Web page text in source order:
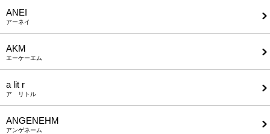
ANEI
アーネイ
AKM
エーケーエム
a lit r
ア リトル
ANGENEHM
アンゲネーム